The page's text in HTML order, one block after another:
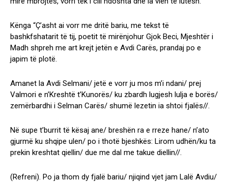
Kënga “Ç’asht ai vorr me dritë bariu, me tekst të
bashkfshatarit të tij, poetit të mirënjohur Gjok Beci, Mjeshtër i
Madh shpreh me art krejt jetën e Avdi Carës, prandaj po e
japim të plotë.
Amanet la Avdi Selmani/ jetë e vorr ju mos m’i ndani/ prej
Valmori e n’Kreshtë t’Kunorës/ ku zbardh lugjesh lulja e borës/
zemërbardhi i Selman Carës/ shumë lezetin ia shtoi fjalës//.
Në supe t’burrit të kësaj ane/ breshën ra e rreze hane/ n’ato
gjurmë ku shqipe ulen/ po i thotë bjeshkës: Lirom udhën/ku ta
prekin kreshtat qiellin/ due me dal me takue diellin//.
(Refreni). Po ja thom dy fjalë bariu/ njiqind vjet jam Lalë Avdiu/